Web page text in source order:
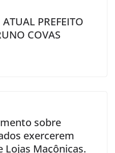
PREFEITO
COVAS
sobre
exercerem
Lojas Maçônicas.